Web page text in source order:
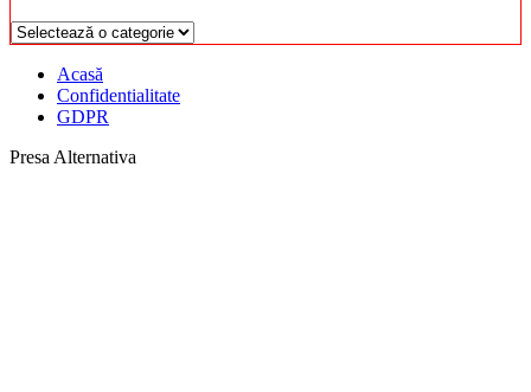
Categorii
Acasă
Confidentialitate
GDPR
Presa Alternativa